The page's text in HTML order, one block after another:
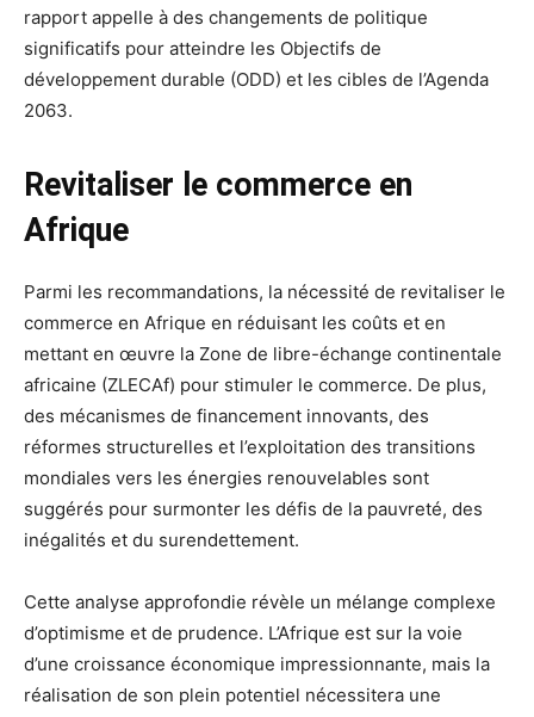
rapport appelle à des changements de politique
significatifs pour atteindre les Objectifs de
développement durable (ODD) et les cibles de l’Agenda
2063.
Revitaliser le commerce en
Afrique
Parmi les recommandations, la nécessité de revitaliser le
commerce en Afrique en réduisant les coûts et en
mettant en œuvre la Zone de libre-échange continentale
africaine (ZLECAf) pour stimuler le commerce. De plus,
des mécanismes de financement innovants, des
réformes structurelles et l’exploitation des transitions
mondiales vers les énergies renouvelables sont
suggérés pour surmonter les défis de la pauvreté, des
inégalités et du surendettement.
Cette analyse approfondie révèle un mélange complexe
d’optimisme et de prudence. L’Afrique est sur la voie
d’une croissance économique impressionnante, mais la
réalisation de son plein potentiel nécessitera une